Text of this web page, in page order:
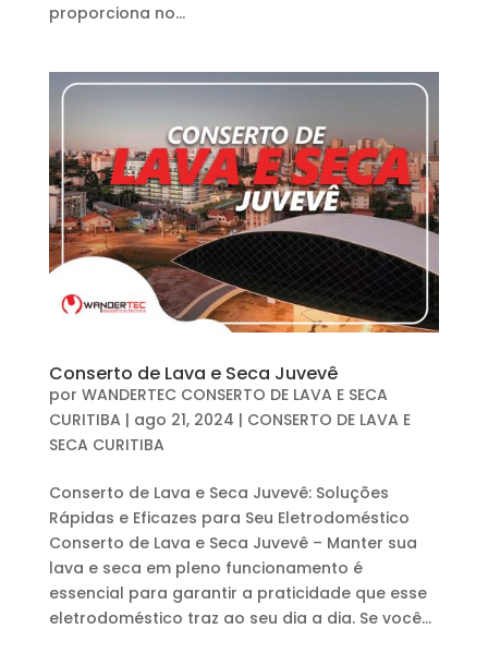
proporciona no...
Conserto de Lava e Seca Juvevê
por WANDERTEC CONSERTO DE LAVA E SECA
CURITIBA | ago 21, 2024 | CONSERTO DE LAVA E
SECA CURITIBA
Conserto de Lava e Seca Juvevê: Soluções
Rápidas e Eficazes para Seu Eletrodoméstico
Conserto de Lava e Seca Juvevê – Manter sua
lava e seca em pleno funcionamento é
essencial para garantir a praticidade que esse
eletrodoméstico traz ao seu dia a dia. Se você...